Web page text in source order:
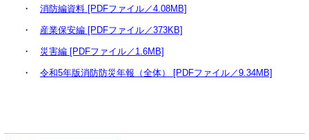
・ 消防編資料 [PDFファイル／4.08MB]
・ 産業保安編 [PDFファイル／373KB]
・ 災害編 [PDFファイル／1.6MB]
・ 令和5年版消防防災年報（全体） [PDFファイル／9.34MB]